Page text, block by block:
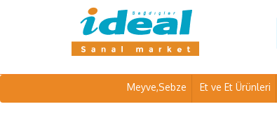
Meyve,Sebze Et ve Et Ürünleri